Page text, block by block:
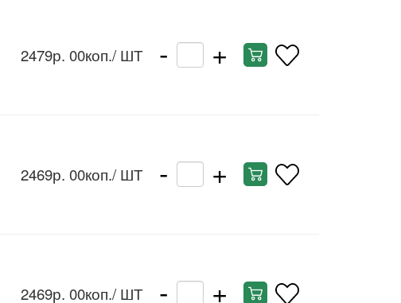
2479р. 00коп./ ШТ - +
2469р. 00коп./ ШТ - +
2469р. 00коп./ ШТ - +